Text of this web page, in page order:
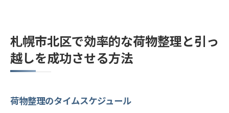
札幌市北区で効率的な荷物整理と引っ
越しを成功させる方法
荷物整理のタイムスケジュール